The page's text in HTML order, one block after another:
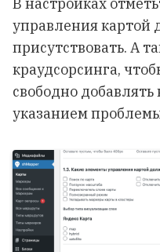
управления картой
присутствовать. А
краудсорсинга,
свободно
указанием